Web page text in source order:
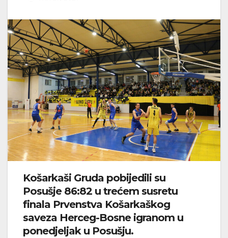
Košarkaši Gruda pobijedili su
Posušje 86:82 u trećem susretu
finala Prvenstva Košarkaškog
saveza Herceg-Bosne igranom u
ponedjeljak u Posušju.